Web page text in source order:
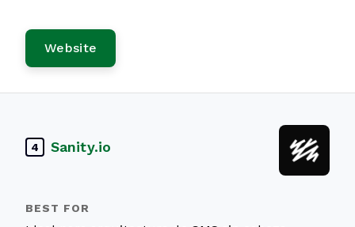
Website
4 Sanity.io